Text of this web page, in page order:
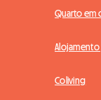
Quarto em
Coliving